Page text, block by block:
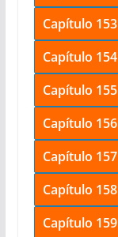
Capítulo 153
Capítulo 154
Capítulo 155
Capítulo 156
Capítulo 157
Capítulo 158
Capítulo 159